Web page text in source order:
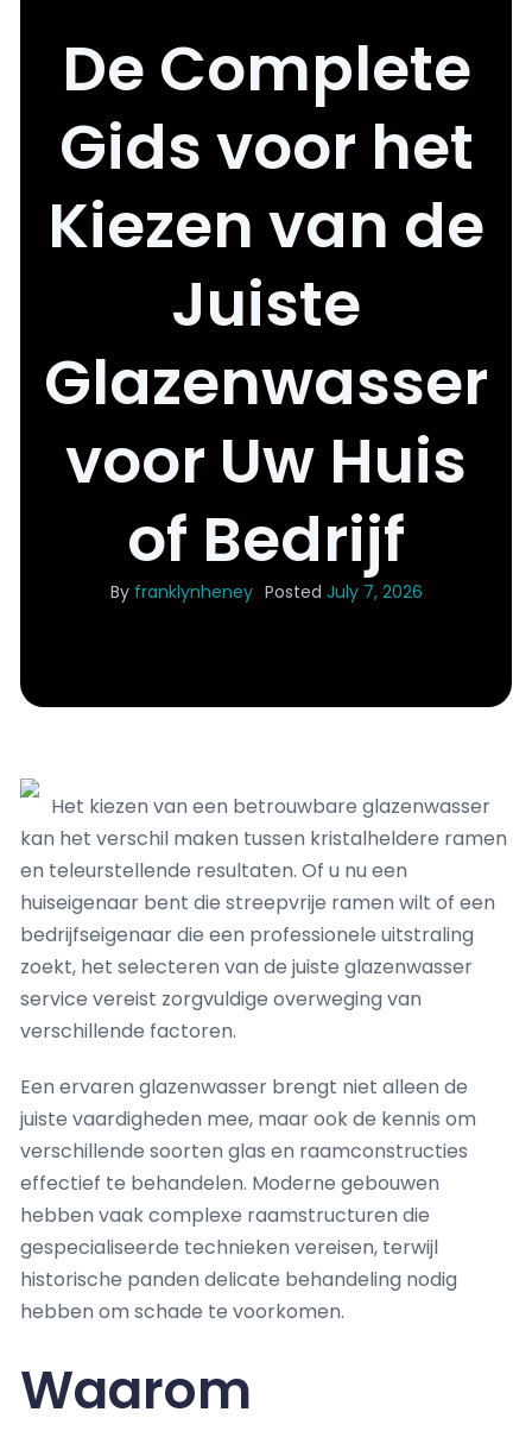
De Complete
Gids voor het
Kiezen van de
Juiste
Glazenwasser
voor Uw Huis
of Bedrijf
By franklynheney Posted July 7, 2026
Het kiezen van een betrouwbare glazenwasser
kan het verschil maken tussen kristalheldere ramen
en teleurstellende resultaten. Of u nu een
huiseigenaar bent die streepvrije ramen wilt of een
bedrijfseigenaar die een professionele uitstraling
zoekt, het selecteren van de juiste glazenwasser
service vereist zorgvuldige overweging van
verschillende factoren.
Een ervaren glazenwasser brengt niet alleen de
juiste vaardigheden mee, maar ook de kennis om
verschillende soorten glas en raamconstructies
effectief te behandelen. Moderne gebouwen
hebben vaak complexe raamstructuren die
gespecialiseerde technieken vereisen, terwijl
historische panden delicate behandeling nodig
hebben om schade te voorkomen.
Waarom